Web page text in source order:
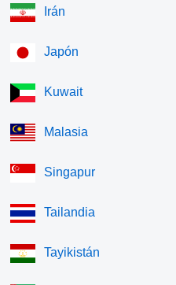
Irán
Japón
Kuwait
Malasia
Singapur
Tailandia
Tayikistán